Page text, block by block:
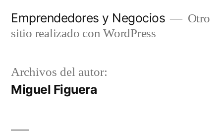
Emprendedores y Negocios
Otro
sitio realizado con WordPress
Archivos del autor:
Miguel Figuera